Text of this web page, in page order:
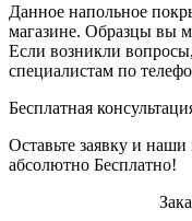
Данное напольное
магазине. Образцы вы
Если возникли
специалистам по
Бесплатная
Оставьте заявку и
абсолютно Бесплатно!